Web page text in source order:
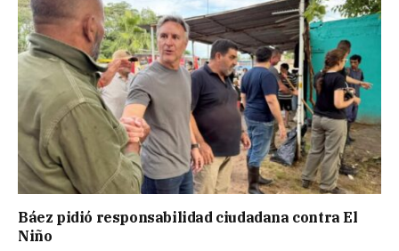
Báez pidió responsabilidad ciudadana contra El
Niño